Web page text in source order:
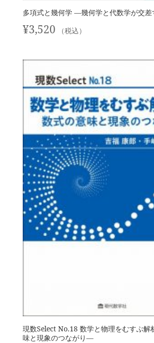
多項式と幾何学 —幾何学と代数学が交
¥3,520 （税込）
現数Select No.18 数学と物理をむすぶ
味と現象のつながり—